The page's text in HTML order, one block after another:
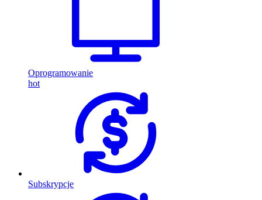
Oprogramowanie
hot
Subskrypcje